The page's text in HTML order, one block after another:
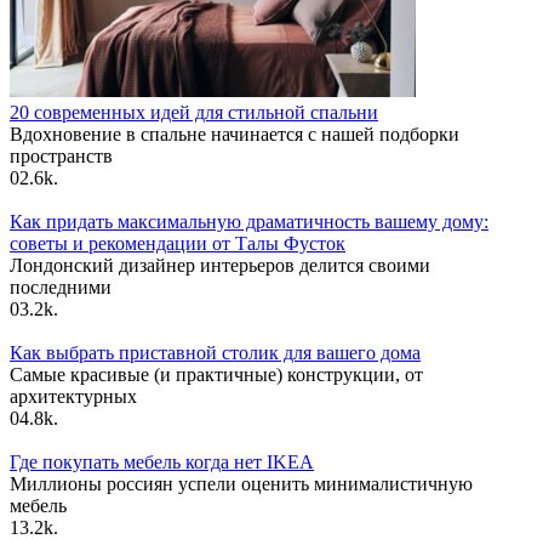
20 современных идей для стильной спальни
Вдохновение в спальне начинается с нашей подборки
пространств
02.6k.
Как придать максимальную драматичность вашему дому:
советы и рекомендации от Талы Фусток
Лондонский дизайнер интерьеров делится своими
последними
03.2k.
Как выбрать приставной столик для вашего дома
Самые красивые (и практичные) конструкции, от
архитектурных
04.8k.
Где покупать мебель когда нет IKEA
Миллионы россиян успели оценить минималистичную
мебель
13.2k.